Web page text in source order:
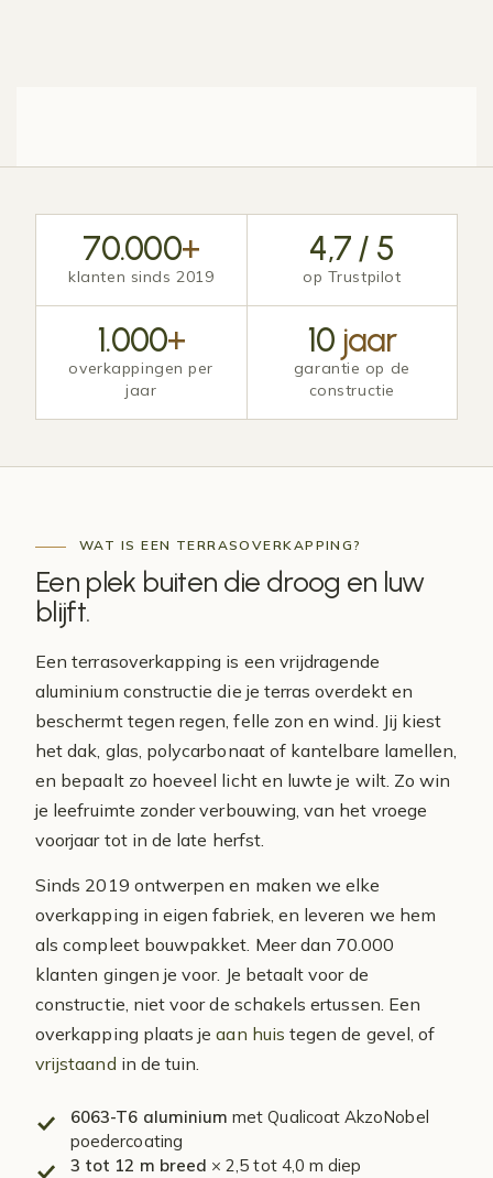
70.000+
klanten sinds 2019
4,7 / 5
op Trustpilot
1.000+
overkappingen per
jaar
10 jaar
garantie op de
constructie
WAT IS EEN TERRASOVERKAPPING?
Een plek buiten die droog en luw
blijft.
Een terrasoverkapping is een vrijdragende
aluminium constructie die je terras overdekt en
beschermt tegen regen, felle zon en wind. Jij kiest
het dak, glas, polycarbonaat of kantelbare lamellen,
en bepaalt zo hoeveel licht en luwte je wilt. Zo win
je leefruimte zonder verbouwing, van het vroege
voorjaar tot in de late herfst.
Sinds 2019 ontwerpen en maken we elke
overkapping in eigen fabriek, en leveren we hem
als compleet bouwpakket. Meer dan 70.000
klanten gingen je voor. Je betaalt voor de
constructie, niet voor de schakels ertussen. Een
overkapping plaats jeaan huis tegen de gevel, of
vrijstaand in de tuin.
6063-T6 aluminium met Qualicoat AkzoNobel
poedercoating
3 tot 12 m breed × 2,5 tot 4,0 m diep